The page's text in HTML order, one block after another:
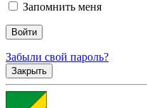
Запомнить меня
Забыли свой пароль?
Закрыть